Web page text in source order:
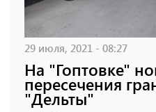
29 июля, 2021 - 08:27
На "Гоптовке"
пересечения
"Дельты"